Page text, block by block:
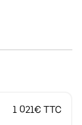
1 021€ TTC